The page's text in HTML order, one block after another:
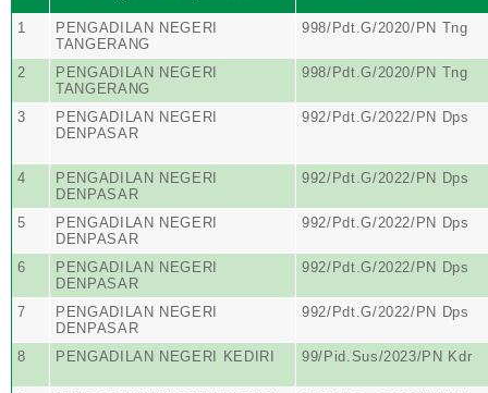
1
PENGADILAN NEGERI
TANGERANG
998/Pdt.G/2020/PN Tng
2
PENGADILAN NEGERI
TANGERANG
998/Pdt.G/2020/PN Tng
3
PENGADILAN NEGERI
DENPASAR
992/Pdt.G/2022/PN Dps
4
PENGADILAN NEGERI
DENPASAR
992/Pdt.G/2022/PN Dps
5
PENGADILAN NEGERI
DENPASAR
992/Pdt.G/2022/PN Dps
6
PENGADILAN NEGERI
DENPASAR
992/Pdt.G/2022/PN Dps
7
PENGADILAN NEGERI
DENPASAR
992/Pdt.G/2022/PN Dps
8 PENGADILAN NEGERI KEDIRI 99/Pid.Sus/2023/PN Kdr